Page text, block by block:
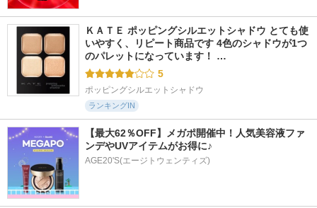
ＫＡＴＥ ポッピングシルエットシャドウ とても使
いやすく、リピート商品です 4色のシャドウが1つ
のパレットになっています！ …
5
ポッピングシルエットシャドウ
ランキングIN
【最大62％OFF】メガポ開催中！人気美容液ファ
ンデやUVアイテムがお得に♪
AGE20'S(エージトウェンティズ)